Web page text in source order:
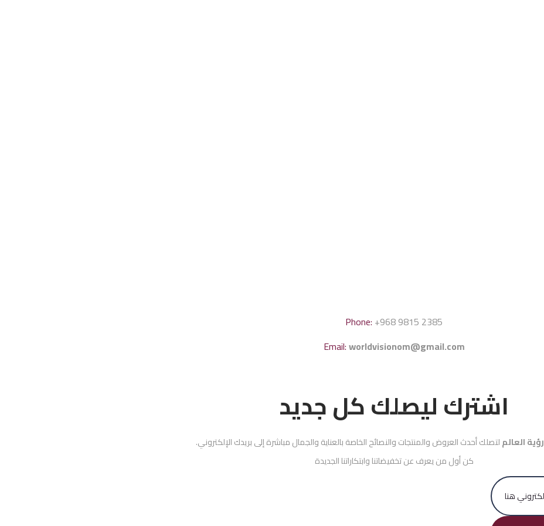
Phone: +968 9815 2385
Email:worldvisionom@gmail.com
اشترك ليصلك كل جديد
رؤية العالملتصلك أحدث العروض والمنتجات والنصائح الخاصة بالعناية والجمال مباشرة إلى بريدك الإلكتروني.
كن أول من يعرف عن تخفيضاتنا وابتكاراتنا الجديدة